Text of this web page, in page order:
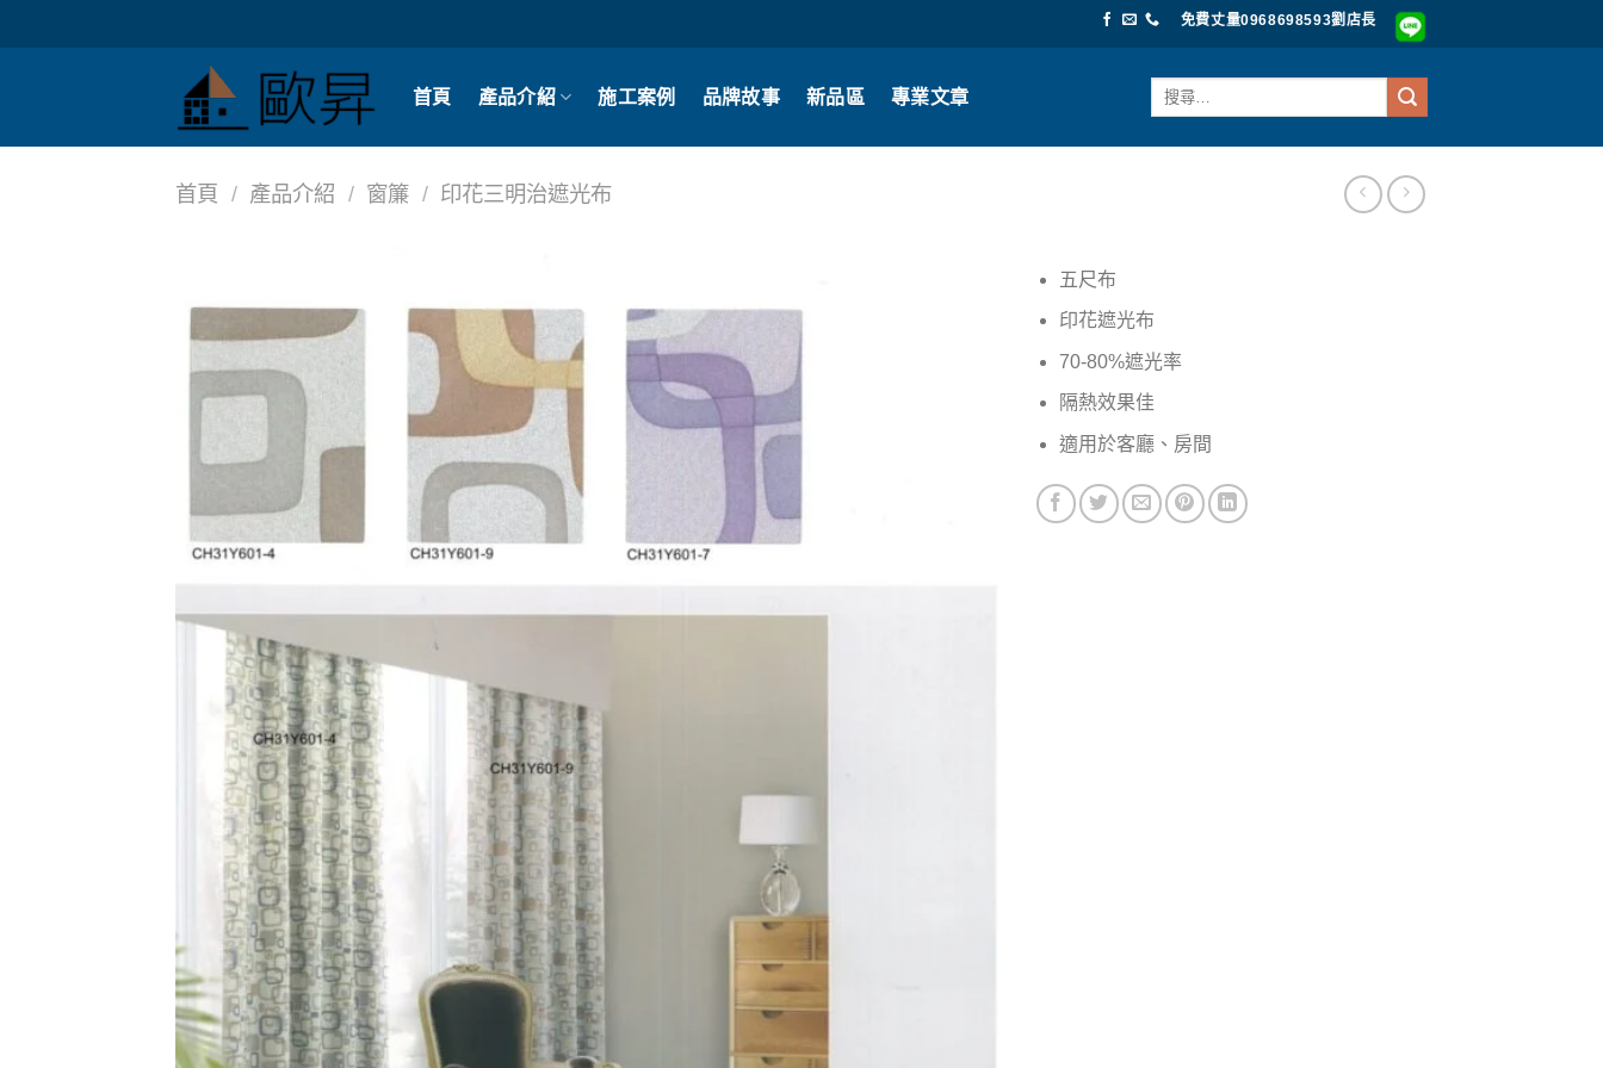
to
免費丈量0968698593劉店長
首頁 產品介紹 施工案例 品牌故事 新品區 專業文章
首頁 / 產品介紹 / 窗簾 / 印花三明治遮光布
五尺布
印花遮光布
70-80%遮光率
隔熱效果佳
適用於客廳、房間